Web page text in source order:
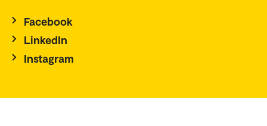
Facebook
LinkedIn
Instagram